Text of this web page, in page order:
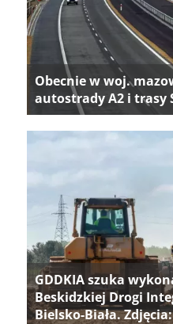
Obecnie w woj.
autostrady A2 i trasy
GDDKIA szuka
Beskidzkiej Drogi
Bielsko-Biała.